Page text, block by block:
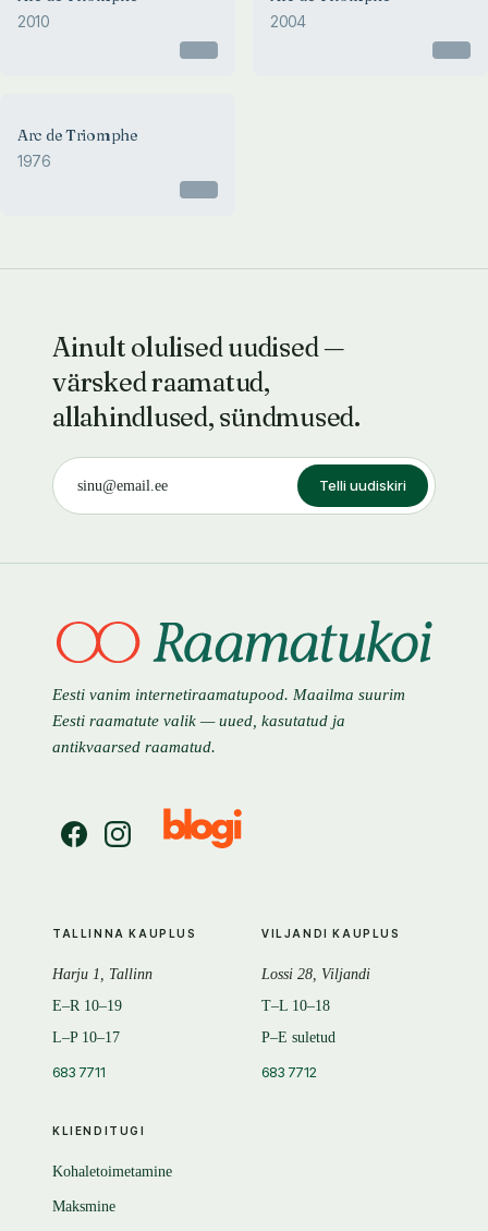
2010 2004
Arc de Triomphe
1976
Ainult olulised uudised —
värsked raamatud,
allahindlused, sündmused.
Telli uudiskiri
Eesti vanim internetiraamatupood. Maailma suurim
Eesti raamatute valik — uued, kasutatud ja
antikvaarsed raamatud.
KLIENDITUGI
Kohaletoimetamine
Maksmine
TALLINNA KAUPLUS
Harju 1, Tallinn
E–R 10–19
L–P 10–17
683 7711
VILJANDI KAUPLUS
Lossi 28, Viljandi
T–L 10–18
P–E suletud
683 7712